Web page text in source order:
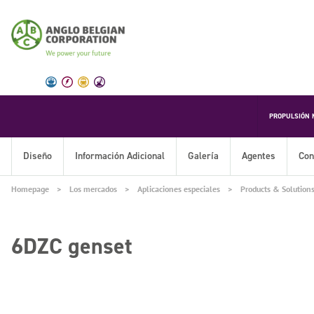
PROPULSIÓN
Diseño Información Adicional Galería Agentes
Homepage Los mercados Aplicaciones especiales Products & Solutions
6DZC genset